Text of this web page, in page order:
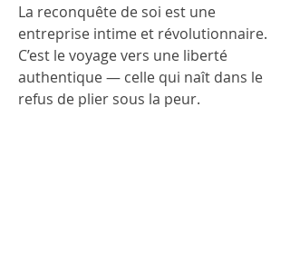
La reconquête de soi est une
entreprise intime et révolutionnaire.
C’est le voyage vers une liberté
authentique — celle qui naît dans le
refus de plier sous la peur.